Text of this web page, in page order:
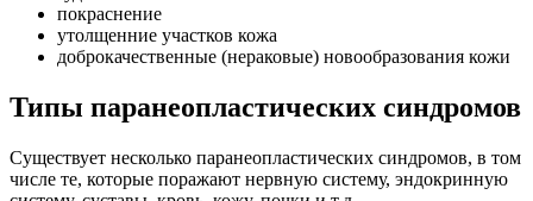
покраснение
утолщенние участков кожа
доброкачественные (нераковые) новообразования кожи
Типы паранеопластических синдромов
Существует несколько паранеопластических синдромов, в том
числе те, которые поражают нервную систему, эндокринную